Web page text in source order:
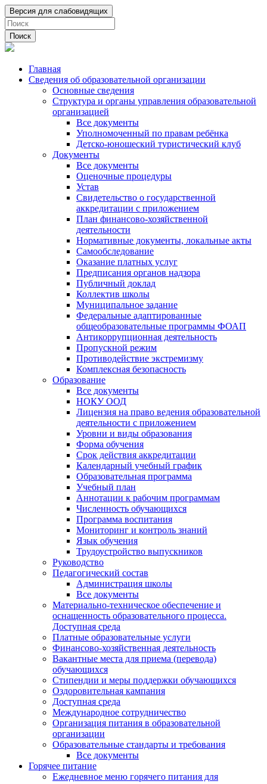
Поиск
Главная
Сведения об образовательной организации
Основные сведения
Структура и органы управления образовательной
организацией
Все документы
Уполномоченный по правам ребёнка
Детско-юношеский туристический клуб
Документы
Все документы
Оценочные процедуры
Устав
Свидетельство о государственной
аккредитации с приложением
План финансово-хозяйственной
деятельности
Нормативные документы, локальные акты
Самообследование
Оказание платных услуг
Предписания органов надзора
Публичный доклад
Коллектив школы
Муниципальное задание
Федеральные адаптированные
общеобразовательные программы ФОАП
Антикоррупционная деятельность
Пропускной режим
Противодействие экстремизму
Комплексная безопасность
Образование
Все документы
НОКУ ООД
Лицензия на право ведения образовательной
деятельности с приложением
Уровни и виды образования
Форма обучения
Срок действия аккредитации
Календарный учебный график
Образовательная программа
Учебный план
Аннотации к рабочим программам
Численность обучающихся
Программа воспитания
Мониторинг и контроль знаний
Язык обучения
Трудоустройство выпускников
Руководство
Педагогический состав
Администрация школы
Все документы
Материально-техническое обеспечение и
оснащенность образовательного процесса.
Доступная среда
Платные образовательные услуги
Финансово-хозяйственная деятельность
Вакантные места для приема (перевода)
обучающихся
Стипендии и меры поддержки обучающихся
Оздоровительная кампания
Доступная среда
Международное сотрудничество
Организация питания в образовательной
организации
Образовательные стандарты и требования
Все документы
Горячее питание
Ежедневное меню горячего питания для